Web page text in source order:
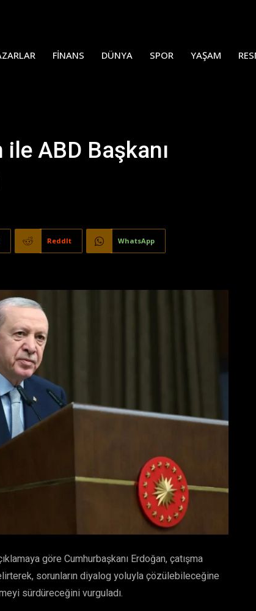
FINANS DÜNYA SPOR YAŞAM
ABD Başkanı
ReddIt WhatsApp
göre Cumhurbaşkanı Erdoğan, çatışma
sorunların diyalog yoluyla çözülebileceğine
sürdüreceğini vurguladı.